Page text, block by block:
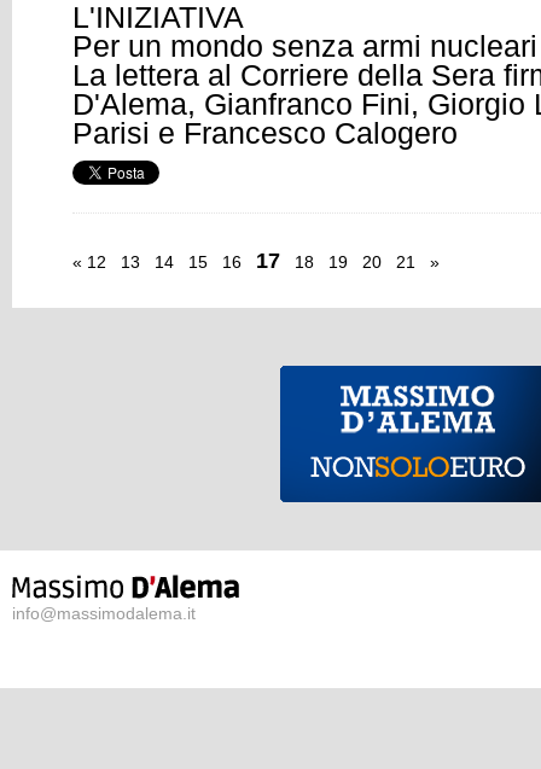
L'INIZIATIVA
Per un mondo senza armi nucleari
La lettera al Corriere della Sera
D'Alema, Gianfranco Fini, Giorgio
Parisi e Francesco Calogero
« 12 13 14 15 16 17 18 19 20 21 »
info@massimodalema.it